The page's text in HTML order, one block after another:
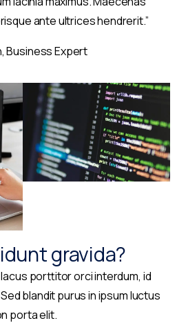
ante ultrices hendrerit.”
Business Expert
gravida?
porttitor orci interdum, id
blandit purus in ipsum luctus
porta elit.